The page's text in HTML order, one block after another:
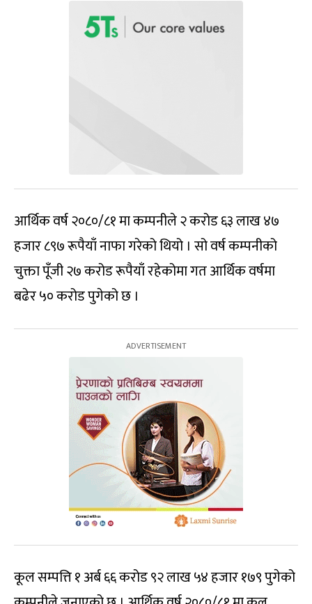
आर्थिक वर्ष २०८०/८१ मा कम्पनीले २ करोड ६३ लाख ४७
हजार ८९७ रूपैयाँ नाफा गरेको थियो । सो वर्ष कम्पनीको
चुक्ता पूँजी २७ करोड रूपैयाँ रहेकोमा गत आर्थिक वर्षमा
बढेर ५० करोड पुगेको छ ।
कूल सम्पत्ति १ अर्ब ६६ करोड ९२ लाख ५४ हजार १७९ पुगेको